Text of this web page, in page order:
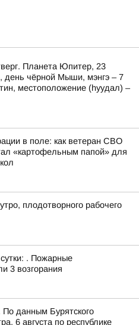
Планета Юпитер, 23
день чёрной Мыши, мэнгэ – 7
местоположение (hуудал) –
в поле: как ветеран СВО
«картофельным папой» для
плодотворного рабочего
. Пожарные
3 возгорания
По данным Бурятского
6 августа по республике